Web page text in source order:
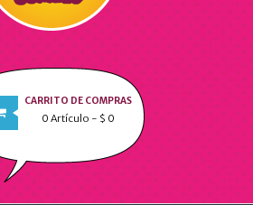
CARRITO DE COMPRAS
0 Artículo - $ 0